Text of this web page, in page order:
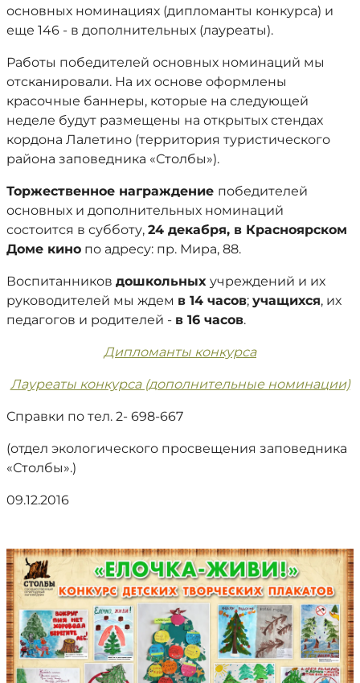
основных номинациях (дипломанты конкурса) и
еще 146 - в дополнительных (лауреаты).
Работы победителей основных номинаций мы
отсканировали. На их основе оформлены
красочные баннеры, которые на следующей
неделе будут размещены на открытых стендах
кордона Лалетино (территория туристического
района заповедника «Столбы»).
Торжественное награждение победителей
основных и дополнительных номинаций
состоится в субботу, 24 декабря, в Красноярском
Доме кино по адресу: пр. Мира, 88.
Воспитанников дошкольных учреждений и их
руководителей мы ждем в 14 часов; учащихся, их
педагогов и родителей - в 16 часов.
Дипломанты конкурса
Лауреаты конкурса (дополнительные номинации)
Справки по тел. 2- 698-667
(отдел экологического просвещения заповедника
«Столбы».)
09.12.2016